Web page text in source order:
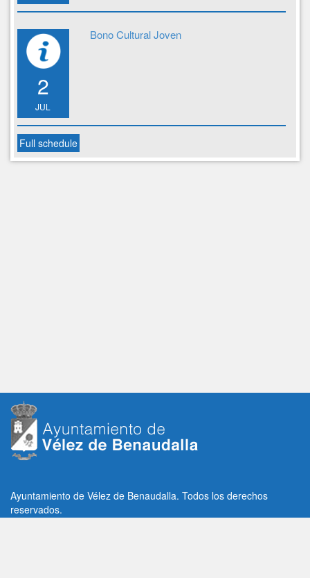
2
JUL
Bono Cultural Joven
Full schedule
Ayuntamiento de Vélez de Benaudalla. Todos los derechos
reservados.